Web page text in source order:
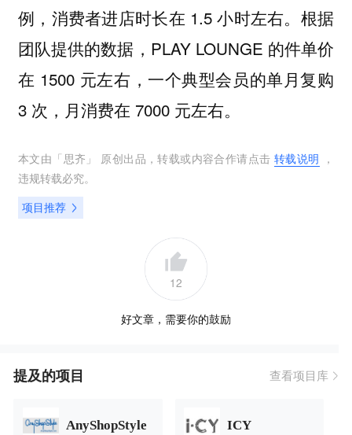
例，消费者进店时长在 1.5 小时左右。 根据
团队提供的数据，PLAY LOUNGE 的件单价
在 1500 元左右，一个典型会员的单月复购
3 次，月消费在 7000 元左右。
本文由「 思齐 」 原创出品，转载或内容合作请点击 转载说明 ，
违规转载必究。
项目推荐
12
好文章，需要你的鼓励
提及的项目 查看项目库
AnyShopStyle ICY